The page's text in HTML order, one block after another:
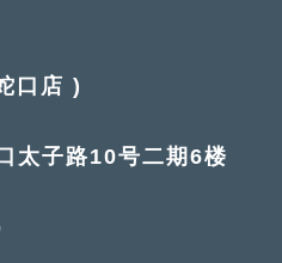
口店 )
子路10号二期6楼